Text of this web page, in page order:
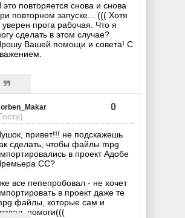
это повторяется снова и снова
повторном запуске... ((( Хотя
уверен прога рабочая. Что я
сделать в этом случае?
Вашей помощи и совета! С
0
привет!!! не подскажешь
сделать, чтобы файлы mpg
в проект Адобе
СС?
все пепепробовал - не хочет
в проект даже те
файлы, которые сам и
помоги(((